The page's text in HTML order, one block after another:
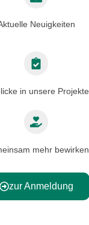
Neuigkeiten
in unsere Projekte
mehr bewirken
zur Anmeldung